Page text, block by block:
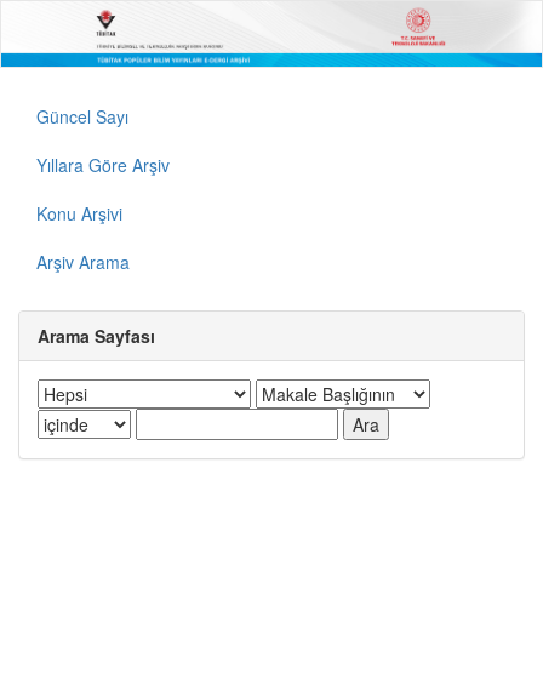
Güncel Sayı
Yıllara Göre Arşiv
Konu Arşivi
Arşiv Arama
Arama Sayfası